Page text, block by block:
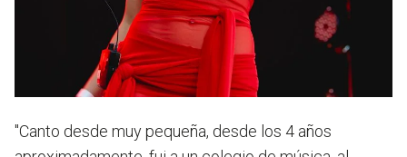
"Canto desde muy pequeña, desde los 4 años